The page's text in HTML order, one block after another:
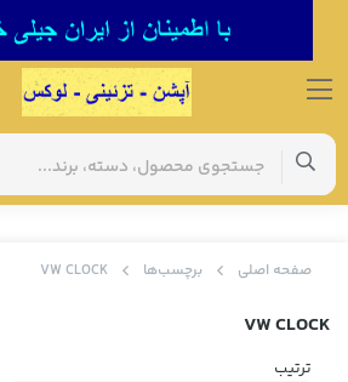
صفحه اصلی برچسب‌ها VW CLOCK
VW CLOCK
ترتیب